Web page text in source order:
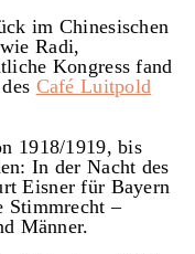
im Chinesischen
Radi,
Kongress fand
Café Luitpold
1918/1919, bis
In der Nacht des
Eisner für Bayern
Stimmrecht –
Männer.